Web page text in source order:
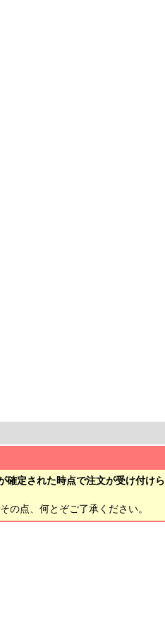
確定された時点で注文が受け付けら
の点、何とぞご了承ください。